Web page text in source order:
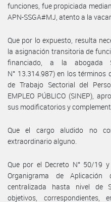
funciones, fue propiciada
APN-SSGA#MJ, atento a la
Que por lo expuesto, resulta
la asignación transitoria de
financiado, a la abogada
N° 13.314.987) en los términos
de Trabajo Sectorial del
EMPLEO PÚBLICO (SINEP),
sus modificatorios y
Que el cargo aludido no
extraordinario alguno.
Que por el Decreto N° 50/19
Organigrama de Aplicación
centralizada hasta nivel de
objetivos, correspondientes,